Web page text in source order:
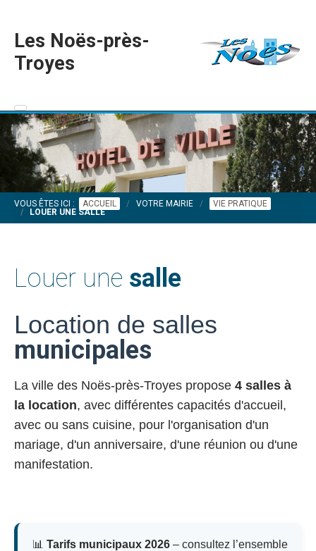
Les Noës-près-
Troyes
VOUS ÊTES ICI : ACCUEIL VOTRE MAIRIE
VIE PRATIQUE
LOUER UNE SALLE
Louer une salle
Location de salles
municipales
La ville des Noës-près-Troyes propose 4 salles à
la location, avec différentes capacités d'accueil,
avec ou sans cuisine, pour l'organisation d'un
mariage, d'un anniversaire, d'une réunion ou d'une
manifestation.
📊 Tarifs municipaux 2026– consultez l’ensemble